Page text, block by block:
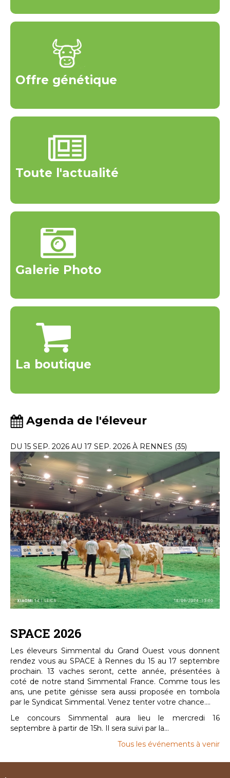
Offre génétique
Toute l'actualité
Galerie Photo
La boutique
Agenda de l'éleveur
DU 15 SEP. 2026 AU 17 SEP. 2026 À RENNES (35)
SPACE 2026
Les éleveurs Simmental du Grand Ouest vous donnent
rendez vous au SPACE à Rennes du 15 au 17 septembre
prochain. 13 vaches seront, cette année, présentées à
coté de notre stand Simmental France. Comme tous les
ans, une petite génisse sera aussi proposée en tombola
par le Syndicat Simmental. Venez tenter votre chance....
Le concours Simmental aura lieu le mercredi 16
septembre à partir de 15h. Il sera suivi par la...
Tous les événements à venir